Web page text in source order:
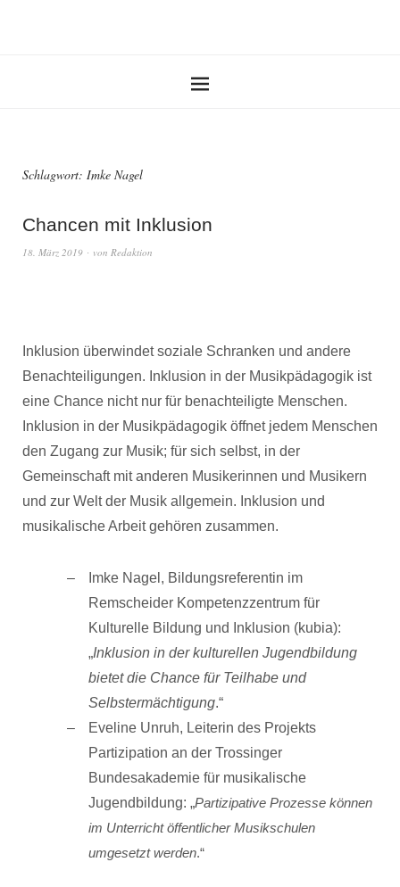
Schlagwort: Imke Nagel
Chancen mit Inklusion
18. März 2019 von Redaktion
Inklusion überwindet soziale Schranken und andere
Benachteiligungen. Inklusion in der Musikpädagogik ist
eine Chance nicht nur für benachteiligte Menschen.
Inklusion in der Musikpädagogik öffnet jedem Menschen
den Zugang zur Musik; für sich selbst, in der
Gemeinschaft mit anderen Musikerinnen und Musikern
und zur Welt der Musik allgemein. Inklusion und
musikalische Arbeit gehören zusammen.
Imke Nagel, Bildungsreferentin im
Remscheider Kompetenzzentrum für
Kulturelle Bildung und Inklusion (kubia):
„Inklusion in der kulturellen Jugendbildung
bietet die Chance für Teilhabe und
Selbstermächtigung.“
Eveline Unruh, Leiterin des Projekts
Partizipation an der Trossinger
Bundesakademie für musikalische
Jugendbildung: „Partizipative Prozesse können
im Unterricht öffentlicher Musikschulen
umgesetzt werden.“